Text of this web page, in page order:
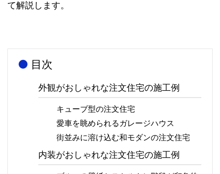
て解説します。
目次
外観がおしゃれな注文住宅の施工例
キューブ型の注文住宅
愛車を眺められるガレージハウス
街並みに溶け込む和モダンの注文住宅
内装がおしゃれな注文住宅の施工例